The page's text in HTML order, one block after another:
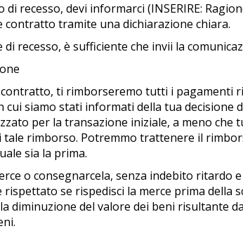
recesso, devi informarci (INSERIRE:
contratto tramite una dichiarazione chiara.
recesso, è sufficiente che invii la
ti rimborseremo tutti i pagamenti
cui siamo stati informati della tua
per la transazione iniziale, a meno
tale rimborso. Potremmo trattenere il
sia la prima.
o consegnarcela, senza indebito
se rispedisci la merce prima della
diminuzione del valore dei beni risultante